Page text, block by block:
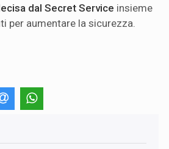
dal Secret Service insieme
per aumentare la sicurezza.